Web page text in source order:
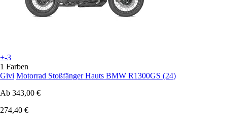
+-3
1 Farben
Givi Motorrad Stoßfänger Hauts BMW R1300GS (24)
Ab 343,00 €
274,40 €